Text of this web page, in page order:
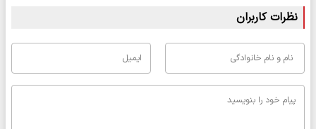
نظرات کاربران